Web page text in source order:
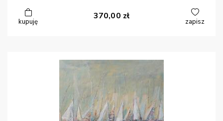
kupuję
370,00 zł
zapisz